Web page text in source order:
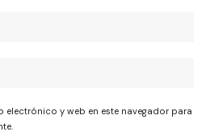
electrónico y web en este navegador para